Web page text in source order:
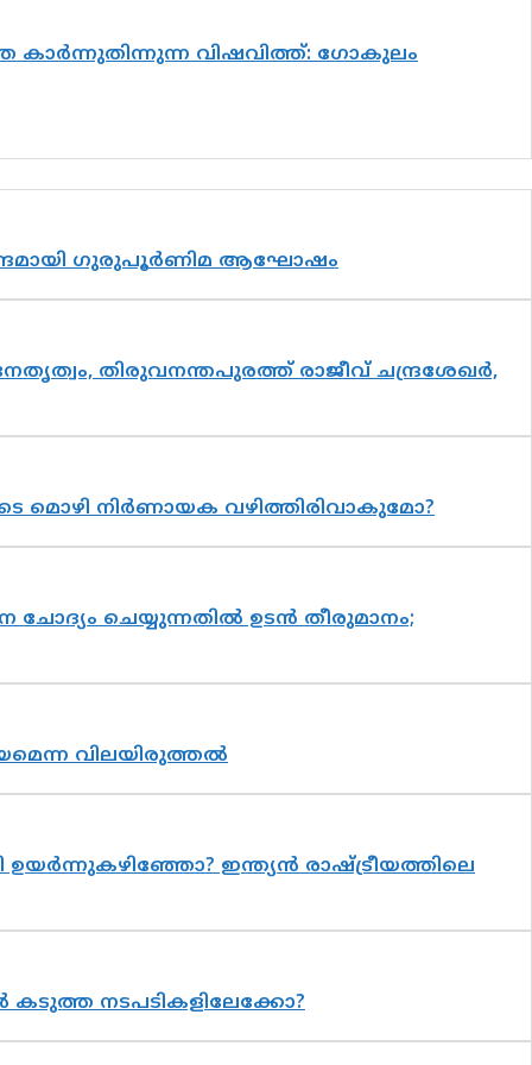
കാർന്നുതിന്നുന്ന വിഷവിത്ത്: ഗോകുലം
ഗുരുപൂർണിമ ആഘോഷം
തിരുവനന്തപുരത്ത് രാജീവ് ചന്ദ്രശേഖർ,
മൊഴി നിർണായക വഴിത്തിരിവാകുമോ?
ചെയ്യുന്നതിൽ ഉടൻ തീരുമാനം;
വിലയിരുത്തൽ
ഇന്ത്യൻ രാഷ്ട്രീയത്തിലെ
നടപടികളിലേക്കോ?